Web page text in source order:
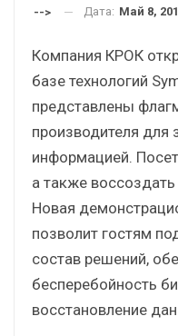
--> Дата: Май 8,
Компания КРОК
базе технологий
представлены
производителя для
информацией.
а также
Новая
позволит гостям
состав решений,
бесперебойность
восстановление